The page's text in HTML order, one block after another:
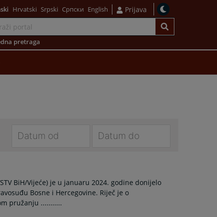
Hrvatski Srpski Српски English Prijava
pretraga
interact
with
the
interact
with
BiH/Vijeće) je u januaru 2024. godine donijelo
Bosne i Hercegovine. Riječ je o
pružanju ...........